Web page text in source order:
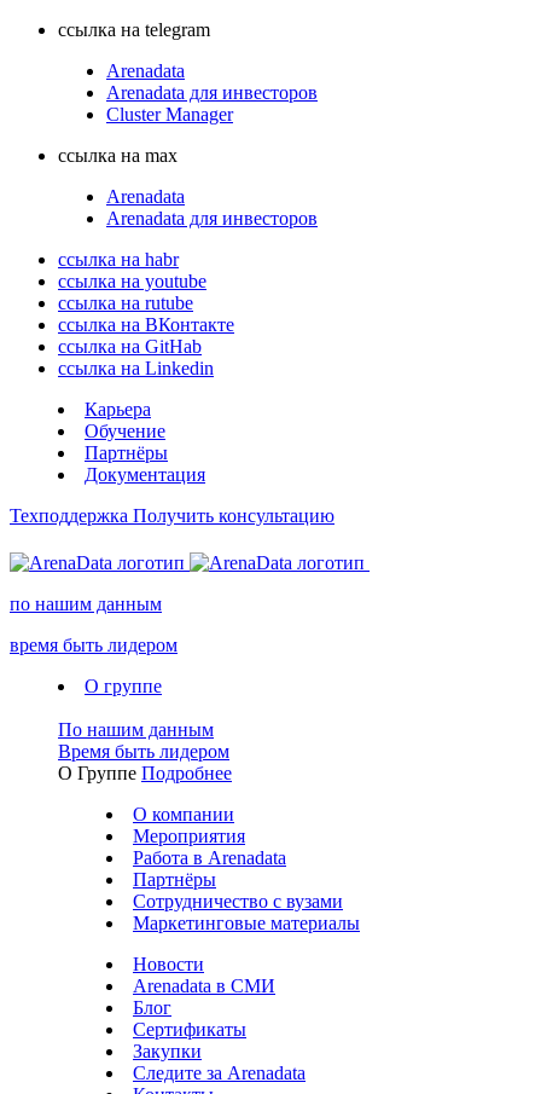
ссылка на telegram
Arenadata
Arenadata для инвесторов
Cluster Manager
ссылка на max
Arenadata
Arenadata для инвесторов
ссылка на habr
ссылка на youtube
ссылка на rutube
ссылка на ВКонтакте
ссылка на GitHab
ссылка на Linkedin
Карьера
Обучение
Партнёры
Документация
Техподдержка Получить консультацию
по нашим данным
время быть лидером
О группе
По нашим данным
Время быть лидером
О Группе Подробнее
О компании
Мероприятия
Работа в Arenadata
Партнёры
Сотрудничество с вузами
Маркетинговые материалы
Новости
Arenadata в СМИ
Блог
Сертификаты
Закупки
Следите за Аrenadata